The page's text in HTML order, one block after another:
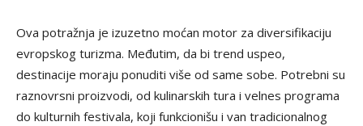
Ova potražnja je izuzetno moćan motor za diversifikaciju
evropskog turizma. Međutim, da bi trend uspeo,
destinacije moraju ponuditi više od same sobe. Potrebni su
raznovrsni proizvodi, od kulinarskih tura i velnes programa
do kulturnih festivala, koji funkcionišu i van tradicionalnog